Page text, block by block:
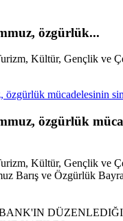
özgürlük...
Kültür, Gençlik ve
özgürlük mücadelesinin
özgürlük
Kültür, Gençlik ve
Barış ve Özgürlük